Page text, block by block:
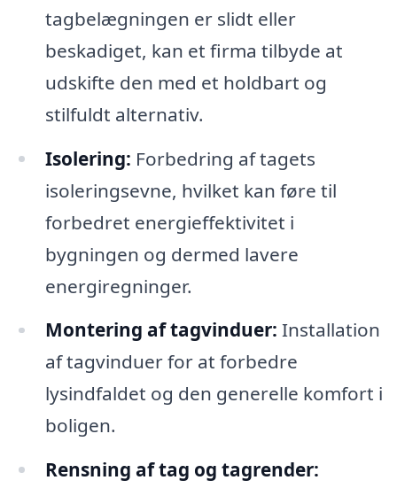
tagbelægningen er slidt eller
beskadiget, kan et firma tilbyde at
udskifte den med et holdbart og
stilfuldt alternativ.
Isolering: Forbedring af tagets
isoleringsevne, hvilket kan føre til
forbedret energieffektivitet i
bygningen og dermed lavere
energiregninger.
Montering af tagvinduer: Installation
af tagvinduer for at forbedre
lysindfaldet og den generelle komfort i
boligen.
Rensning af tag og tagrender: